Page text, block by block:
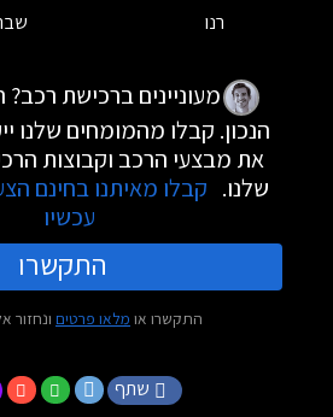
רנו
מעוניינים ברכישת
הנכון. קבלו מהמומחים שלנו
את מבצעי הרכב וקבוצות
שלנו. קבלו מאיתנו בחינם
עכשיו
התקשרו
התקשרו או מלאו פרטים ונחזור
שתף